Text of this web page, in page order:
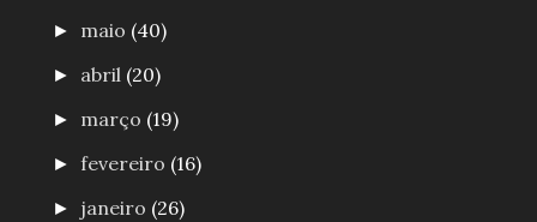
► maio (40)
► abril (20)
► março (19)
►fevereiro (16)
► janeiro (26)